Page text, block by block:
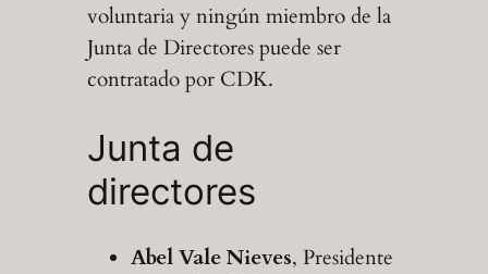
voluntaria y ningún miembro de la
Junta de Directores puede ser
contratado por CDK.
Junta de
directores
Abel Vale Nieves, Presidente